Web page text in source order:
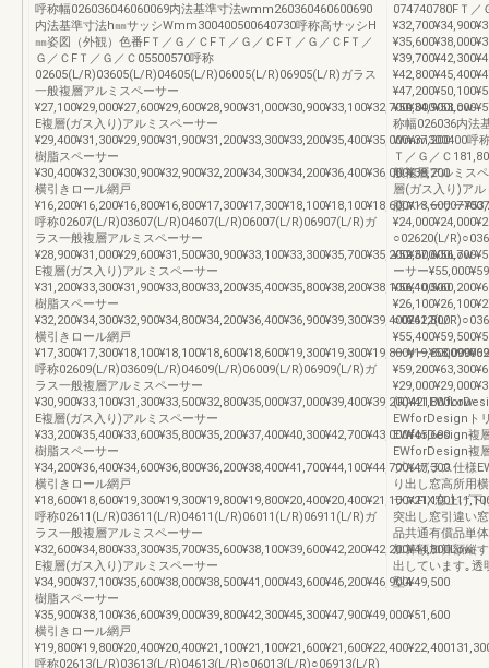
呼称幅026036046060069内法基準寸法wmm260360460600690
内法基準寸法h㎜サッシWmm300400500640730呼称高サッシH
㎜姿図（外観）色番FＴ／Ｇ／ＣFＴ／Ｇ／ＣFＴ／Ｇ／ＣFＴ／
Ｇ／ＣFＴ／Ｇ／Ｃ05500570呼称
02605(L/R)03605(L/R)04605(L/R)06005(L/R)06905(L/R)ガラス
一般複層アルミスペーサー
¥27,100¥29,000¥27,600¥29,600¥28,900¥31,000¥30,900¥33,100¥32,700¥34,900Low-
E複層(ガス入り)アルミスペーサー
¥29,400¥31,300¥29,900¥31,900¥31,200¥33,300¥33,200¥35,400¥35,000¥37,200
樹脂スペーサー
¥30,400¥32,300¥30,900¥32,900¥32,200¥34,300¥34,200¥36,400¥36,000¥38,200
横引きロール網戸
呼称02607(L/R)03607(L/R)04607(L/R)06007(L/R)06907(L/R)ガ
ラス一般複層アルミスペーサー
¥28,900¥31,000¥29,600¥31,500¥30,900¥33,100¥33,300¥35,700¥35,200¥37,600Low-
E複層(ガス入り)アルミスペーサー
¥31,200¥33,300¥31,900¥33,800¥33,200¥35,400¥35,800¥38,200¥38,100¥40,500
樹脂スペーサー
¥32,200¥34,300¥32,900¥34,800¥34,200¥36,400¥36,900¥39,300¥39,400¥41,800
横引きロール網戸
呼称02609(L/R)03609(L/R)04609(L/R)06009(L/R)06909(L/R)ガ
ラス一般複層アルミスペーサー
¥30,900¥33,100¥31,300¥33,500¥32,800¥35,000¥37,000¥39,400¥39,200¥41,800Low-
E複層(ガス入り)アルミスペーサー
¥33,200¥35,400¥33,600¥35,800¥35,200¥37,400¥40,300¥42,700¥43,000¥45,600
樹脂スペーサー
¥34,200¥36,400¥34,600¥36,800¥36,200¥38,400¥41,700¥44,100¥44,700¥47,300
横引きロール網戸
呼称02611(L/R)03611(L/R)04611(L/R)06011(L/R)06911(L/R)ガ
ラス一般複層アルミスペーサー
¥32,600¥34,800¥33,300¥35,700¥35,600¥38,100¥39,600¥42,200¥42,200¥44,800Low-
E複層(ガス入り)アルミスペーサー
¥34,900¥37,100¥35,600¥38,000¥38,500¥41,000¥43,600¥46,200¥46,900¥49,500
樹脂スペーサー
¥35,900¥38,100¥36,600¥39,000¥39,800¥42,300¥45,300¥47,900¥49,000¥51,600
横引きロール網戸
呼称02613(L/R)03613(L/R)04613(L/R)○06013(L/R)○06913(L/R)
074740780FＴ／
称幅026036内法
Wmm300400呼
Ｔ／Ｇ／Ｃ
般複層アルミス
層(ガス入り)アル
脂スペーサー
○02620(L/
ーサー
○02622(L/
ーサー
EWforDesignト
EWforDesign複
EWforDesign複
プルガラス仕様
り出し窓高所用
ラスFIX窓上げ下
突出し窓引違い
品共通有償品単
加算額加算額縦
出しています｡透
型4